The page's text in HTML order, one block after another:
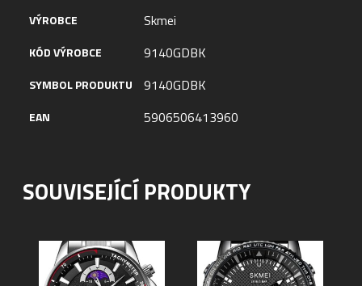
VÝROBCE Skmei
KÓD VÝROBCE 9140GDBK
SYMBOL PRODUKTU 9140GDBK
EAN 5906506413960
SOUVISEJÍCÍ PRODUKTY